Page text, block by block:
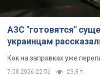
АЗС "готовятся"
украинцам
Как на заправках уже
7.08.2026 22:56 23,8 т.